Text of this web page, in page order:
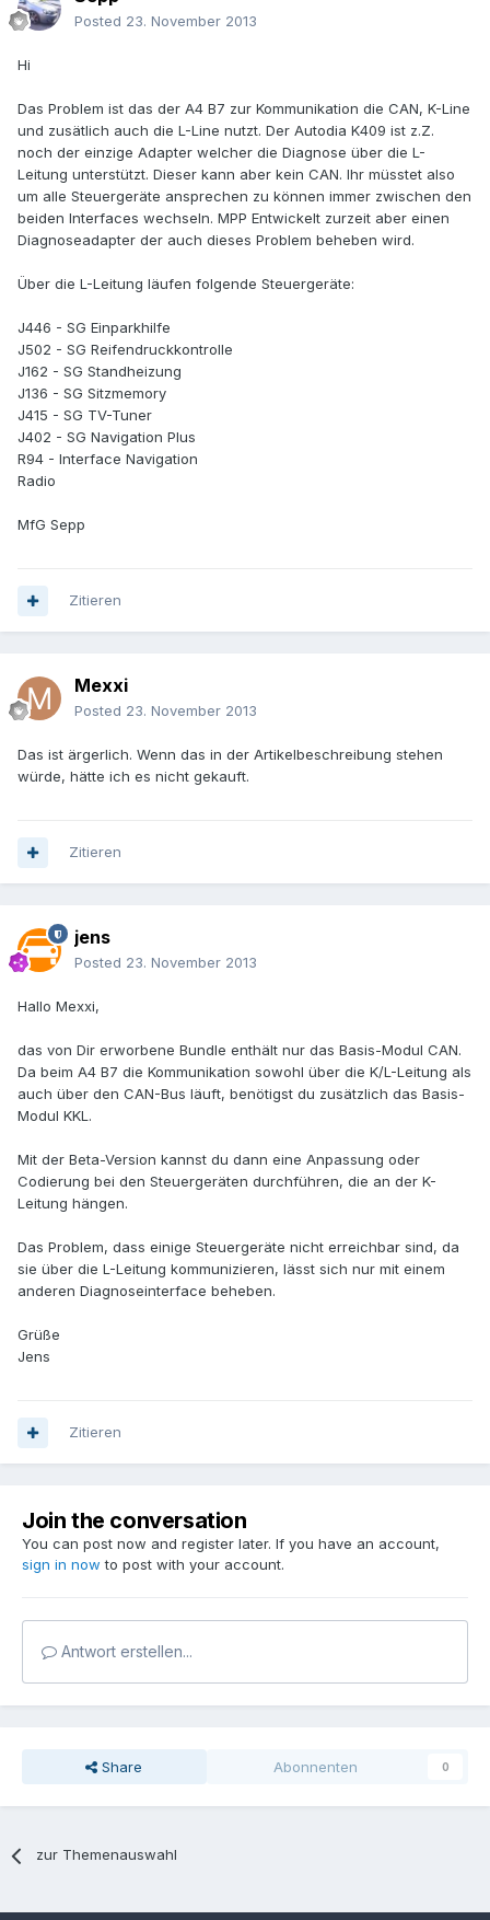
Posted 23. November 2013
Hi
Das Problem ist das der A4 B7 zur Kommunikation die CAN, K-Line
und zusätlich auch die L-Line nutzt. Der Autodia K409 ist z.Z.
noch der einzige Adapter welcher die Diagnose über die L-
Leitung unterstützt. Dieser kann aber kein CAN. Ihr müsstet also
um alle Steuergeräte ansprechen zu können immer zwischen den
beiden Interfaces wechseln. MPP Entwickelt zurzeit aber einen
Diagnoseadapter der auch dieses Problem beheben wird.
Über die L-Leitung läufen folgende Steuergeräte:
J446 - SG Einparkhilfe
J502 - SG Reifendruckkontrolle
J162 - SG Standheizung
J136 - SG Sitzmemory
J415 - SG TV-Tuner
J402 - SG Navigation Plus
R94 - Interface Navigation
Radio
MfG Sepp
Zitieren
Mexxi
Posted 23. November 2013
Das ist ärgerlich. Wenn das in der Artikelbeschreibung stehen
würde, hätte ich es nicht gekauft.
Zitieren
jens
Posted 23. November 2013
Hallo Mexxi,
das von Dir erworbene Bundle enthält nur das Basis-Modul CAN.
Da beim A4 B7 die Kommunikation sowohl über die K/L-Leitung als
auch über den CAN-Bus läuft, benötigst du zusätzlich das Basis-
Modul KKL.
Mit der Beta-Version kannst du dann eine Anpassung oder
Codierung bei den Steuergeräten durchführen, die an der K-
Leitung hängen.
Das Problem, dass einige Steuergeräte nicht erreichbar sind, da
sie über die L-Leitung kommunizieren, lässt sich nur mit einem
anderen Diagnoseinterface beheben.
Grüße
Jens
Zitieren
Join the conversation
You can post now and register later. If you have an account,
sign in now to post with your account.
Antwort erstellen...
Share Abonnenten 0
zur Themenauswahl